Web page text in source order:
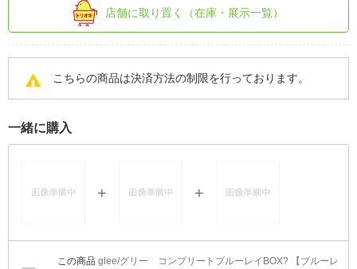
店舗に取り置く（在庫・展示一覧）
こちらの商品は決済方法の制限を行っております。
一緒に購入
glee/グリー コンプリートブルーレイBOX? 【ブルーレ